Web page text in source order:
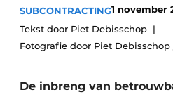
SUBCONTRACTING1 november
Tekst door Piet Debisschop
Fotografie door Piet Debisschop
De inbreng van